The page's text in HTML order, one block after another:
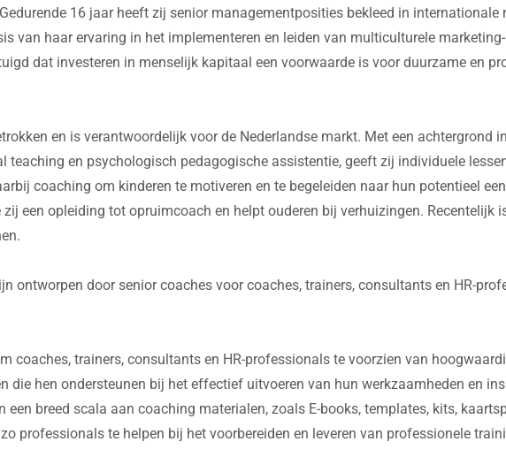
16 jaar heeft zij senior managementposities bekleed in internationale
van haar ervaring in het implementeren en leiden van multiculturele
dat investeren in menselijk kapitaal een voorwaarde is voor duurzame en
en is verantwoordelijk voor de Nederlandse markt. Met een achtergrond
teaching en psychologisch pedagogische assistentie, geeft zij individuele
coaching om kinderen te motiveren en te begeleiden naar hun potentieel een
een opleiding tot opruimcoach en helpt ouderen bij verhuizingen. Recentelijk
ontworpen door senior coaches voor coaches, trainers, consultants en HR-
coaches, trainers, consultants en HR-professionals te voorzien van
die hen ondersteunen bij het effectief uitvoeren van hun werkzaamheden en
breed scala aan coaching materialen, zoals E-books, templates, kits,
professionals te helpen bij het voorbereiden en leveren van professionele